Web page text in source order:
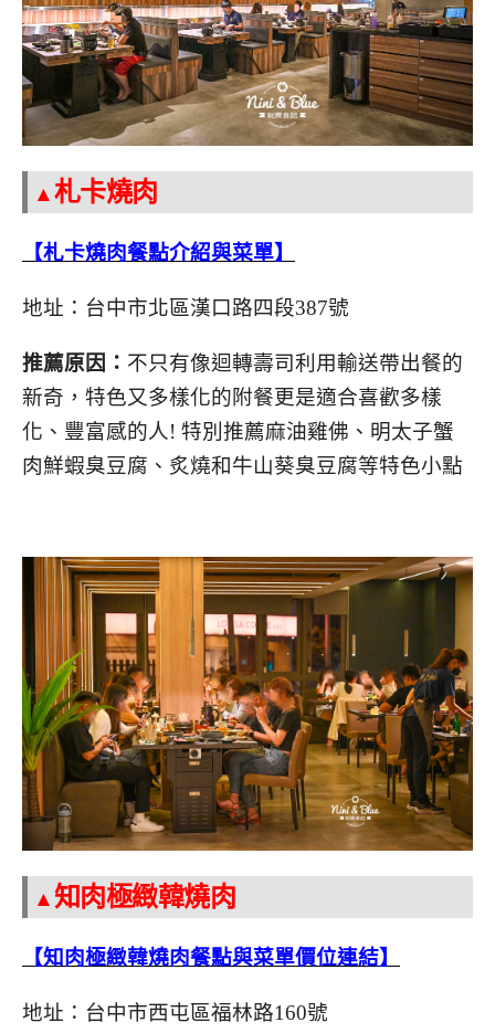
▲札卡燒肉
【札卡燒肉餐點介紹與菜單】
地址：台中市北區漢口路四段387號
推薦原因： 不只有像迴轉壽司利用輸送帶出餐的
新奇，特色又多樣化的附餐更是適合喜歡多樣
化、豐富感的人! 特別推薦麻油雞佛、明太子蟹
肉鮮蝦臭豆腐、炙燒和牛山葵臭豆腐等特色小點
▲知肉極緻韓燒肉
【知肉極緻韓燒肉餐點與菜單價位連結】
地址：台中市西屯區福林路160號